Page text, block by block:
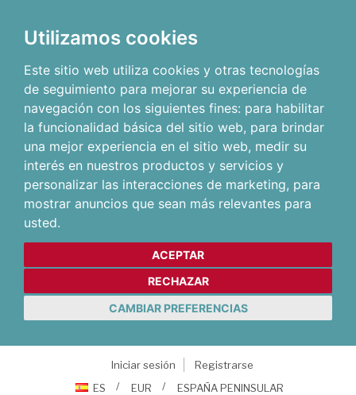
Utilizamos cookies
Este sitio web utiliza cookies y otras tecnologías
de seguimiento para mejorar su experiencia de
navegación con los siguientes fines: para habilitar
la funcionalidad básica del sitio web, para brindar
una mejor experiencia en el sitio web, medir su
interés en nuestros productos y servicios y
personalizar las interacciones de marketing, para
mostrar anuncios que sean más relevantes para
usted.
ACEPTAR
RECHAZAR
CAMBIAR PREFERENCIAS
Iniciar sesión
Registrarse
ES
EUR ESPAÑA PENINSULAR